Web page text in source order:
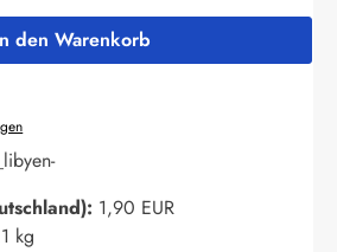
den Warenkorb
1,90 EUR
kg